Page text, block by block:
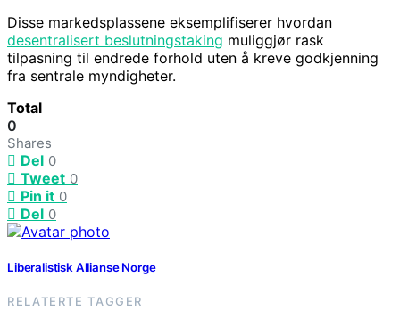
Disse markedsplassene eksemplifiserer hvordan
desentralisert beslutningstaking muliggjør rask
tilpasning til endrede forhold uten å kreve godkjenning
fra sentrale myndigheter.
Total
0
Shares
Del 0
Tweet 0
Pin it 0
Del 0
Liberalistisk Allianse Norge
RELATERTE TAGGER